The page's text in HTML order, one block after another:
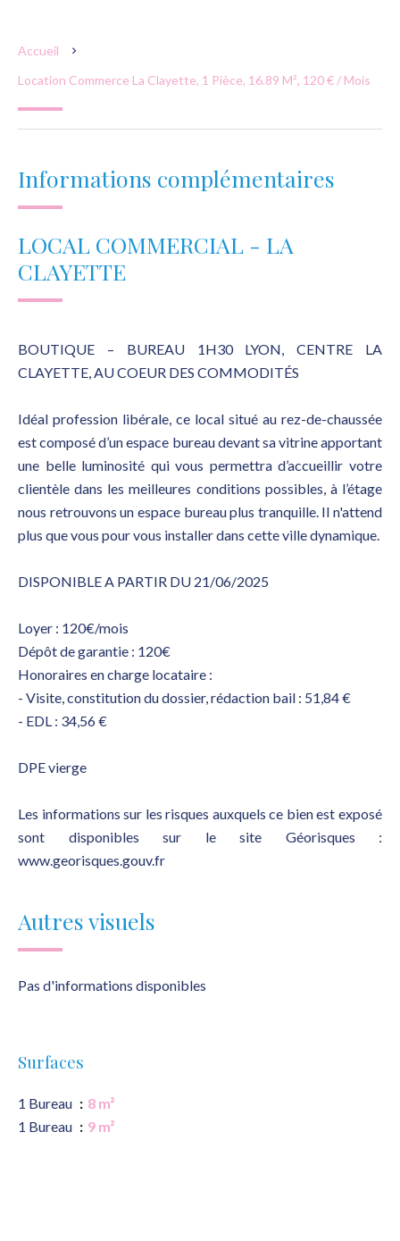
Accueil
Location Commerce La Clayette, 1 Pièce, 16.89 M², 120 € / Mois
Informations complémentaires
LOCAL COMMERCIAL - LA
CLAYETTE
BOUTIQUE – BUREAU 1H30 LYON, CENTRE LA
CLAYETTE, AU COEUR DES COMMODITÉS
Idéal profession libérale, ce local situé au rez-de-chaussée
est composé d’un espace bureau devant sa vitrine apportant
une belle luminosité qui vous permettra d’accueillir votre
clientèle dans les meilleures conditions possibles, à l’étage
nous retrouvons un espace bureau plus tranquille. Il n'attend
plus que vous pour vous installer dans cette ville dynamique.
DISPONIBLE A PARTIR DU 21/06/2025
Loyer : 120€/mois
Dépôt de garantie : 120€
Honoraires en charge locataire :
- Visite, constitution du dossier, rédaction bail : 51,84 €
- EDL : 34,56 €
DPE vierge
Les informations sur les risques auxquels ce bien est exposé
sont disponibles sur le site Géorisques :
www.georisques.gouv.fr
Autres visuels
Pas d'informations disponibles
Surfaces
1 Bureau
8 m²
1 Bureau
9 m²